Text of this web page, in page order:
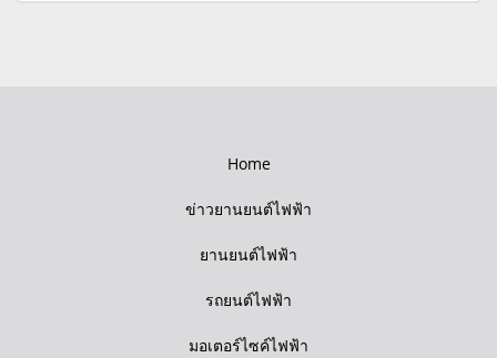
Home
ข่าวยานยนต์ไฟฟ้า
ยานยนต์ไฟฟ้า
รถยนต์ไฟฟ้า
มอเตอร์ไซค์ไฟฟ้า